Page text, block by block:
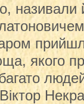
називали
якого